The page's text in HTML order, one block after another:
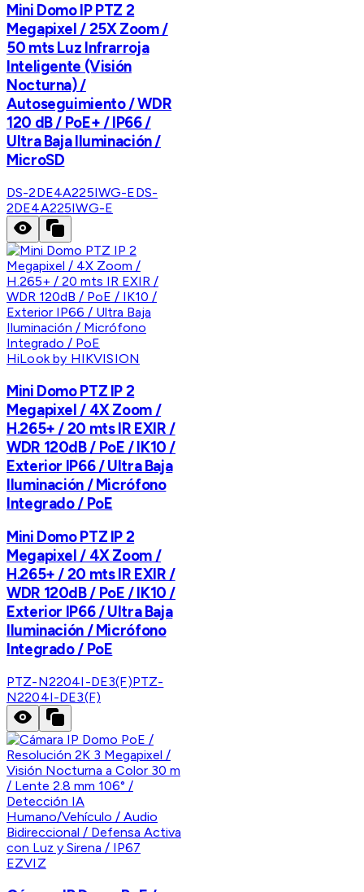
Mini Domo IP PTZ 2
Megapixel / 25X Zoom /
50 mts Luz Infrarroja
Inteligente (Visión
Nocturna) /
Autoseguimiento / WDR
120 dB / PoE+ / IP66 /
Ultra Baja Iluminación /
MicroSD
DS-2DE4A225IWG-EDS-
2DE4A225IWG-E
HiLook by HIKVISION
Mini Domo PTZ IP 2
Megapixel / 4X Zoom /
H.265+ / 20 mts IR EXIR /
WDR 120dB / PoE / IK10 /
Exterior IP66 / Ultra Baja
Iluminación / Micrófono
Integrado / PoE
Mini Domo PTZ IP 2
Megapixel / 4X Zoom /
H.265+ / 20 mts IR EXIR /
WDR 120dB / PoE / IK10 /
Exterior IP66 / Ultra Baja
Iluminación / Micrófono
Integrado / PoE
PTZ-N2204I-DE3(F)PTZ-
N2204I-DE3(F)
EZVIZ